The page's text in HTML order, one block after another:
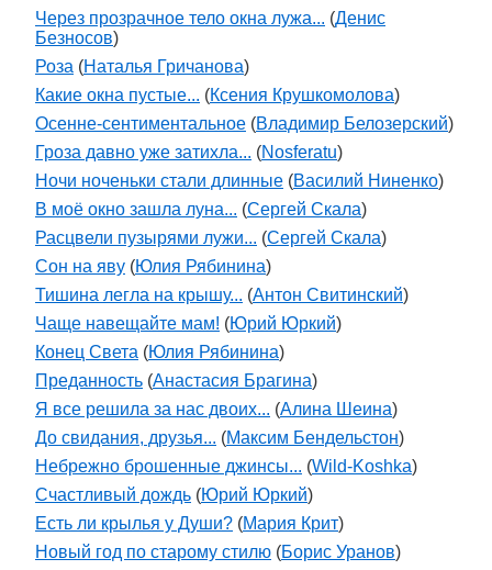
Через прозрачное тело окна лужа... (Денис
Безносов)
Роза (Наталья Гричанова)
Какие окна пустые... (Ксения Крушкомолова)
Осенне-сентиментальное (Владимир Белозерский)
Гроза давно уже затихла... (Nosferatu)
Ночи ноченьки стали длинные (Василий Ниненко)
В моё окно зашла луна... (Сергей Скала)
Расцвели пузырями лужи... (Сергей Скала)
Сон на яву (Юлия Рябинина)
Тишина легла на крышу... (Антон Свитинский)
Чаще навещайте мам! (Юрий Юркий)
Конец Света (Юлия Рябинина)
Преданность (Анастасия Брагина)
Я все решила за нас двоих... (Алина Шеина)
До свидания, друзья... (Максим Бендельстон)
Небрежно брошенные джинсы... (Wild-Koshka)
Счастливый дождь (Юрий Юркий)
Есть ли крылья у Души? (Мария Крит)
Новый год по старому стилю (Борис Уранов)